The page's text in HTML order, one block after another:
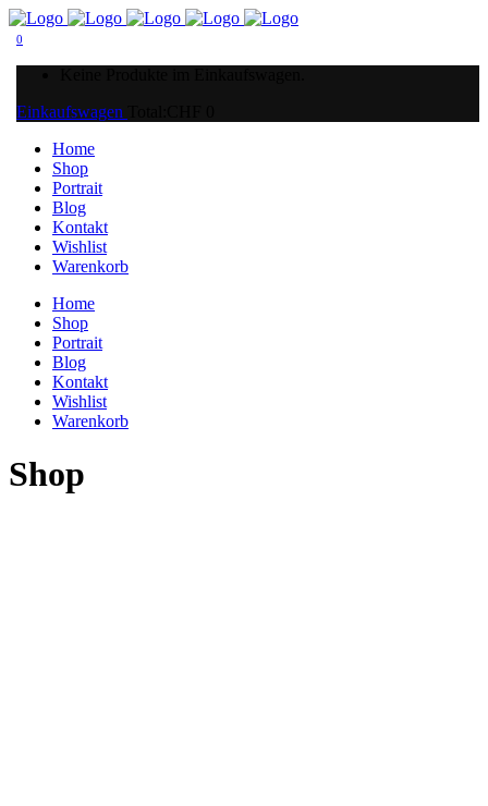
0
Einkaufswagen
Home
Shop
Portrait
Blog
Kontakt
Wishlist
Warenkorb
Home
Shop
Portrait
Blog
Kontakt
Wishlist
Warenkorb
Shop